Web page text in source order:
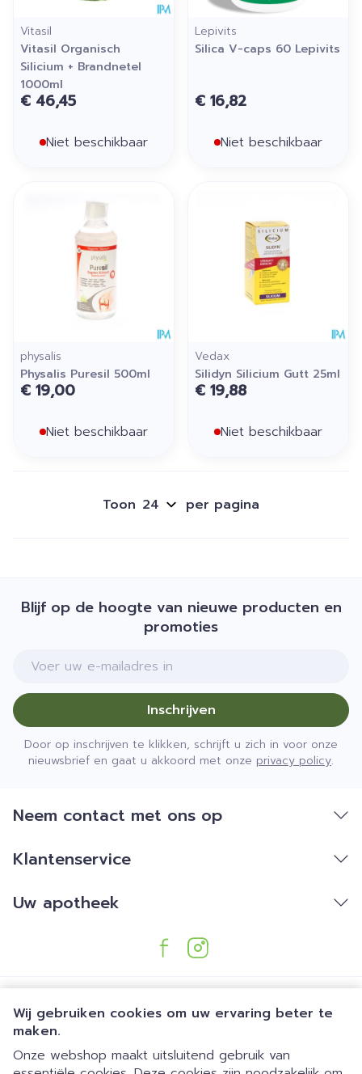
Wij gebruiken cookies om uw ervaring beter te
maken.
Onze webshop maakt uitsluitend gebruik van
Vitasil
Vitasil Organisch
Silicium + Brandnetel
1000ml
€ 46,45
Niet beschikbaar
Lepivits
Silica V-caps 60 Lepivits
€ 16,82
Niet beschikbaar
physalis
Physalis Puresil 500ml
€ 19,00
Niet beschikbaar
Vedax
Silidyn Silicium Gutt 25ml
€ 19,88
Niet beschikbaar
Toon per pagina
Blijf op de hoogte van nieuwe producten en
promoties
E-mail adres
Inschrijven
Door op inschrijven te klikken, schrijft u zich in voor onze
nieuwsbrief en gaat u akkoord met onze privacy policy.
Neem contact met ons op
Klantenservice
Uw apotheek